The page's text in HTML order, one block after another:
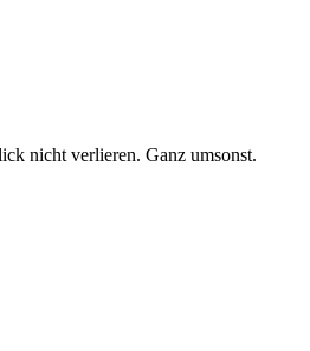
nicht verlieren. Ganz umsonst.